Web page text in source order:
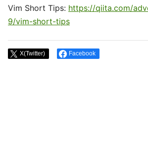
Vim Short Tips: https://qiita.com/
9/vim-short-tips
X(Twitter) Facebook